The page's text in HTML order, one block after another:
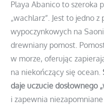
Playa Abanico to szeroka
„wachlarz”. Jest to jedno
wypoczynkowych na
drewniany pomost.
w morze, oferując
na niekończący się ocean.
daje uczucie dosłownego
i zapewnia